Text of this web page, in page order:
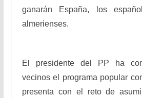
ganarán España, los
almerienses.
El presidente del PP ha
vecinos el programa popular
presenta con el reto de